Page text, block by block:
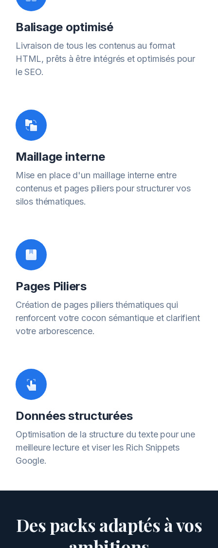
Balisage optimisé
Livraison de tous les contenus au format
HTML, prêts à être intégrés et optimisés pour
le SEO.
Maillage interne
Mise en place d'un maillage interne entre
contenus et pages piliers pour structurer vos
silos thématiques.
Pages Piliers
Création de pages piliers thématiques qui
renforcent votre cocon sémantique et clarifient
votre arborescence.
Données structurées
Optimisation de la structure du texte pour une
meilleure lecture et viser les Rich Snippets
Google.
Des packs adaptés à vos